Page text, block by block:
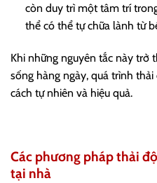
còn duy trì một tâm trí
thể có thể tự chữa lành từ
Khi những nguyên tắc này trở
sống hàng ngày, quá trình
cách tự nhiên và hiệu quả.
Các phương pháp thải
tại nhà